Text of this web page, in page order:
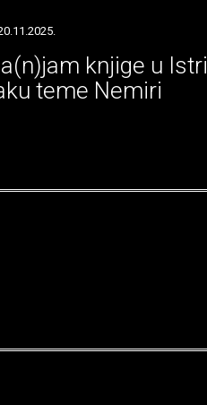
knjige u Istri
teme Nemiri